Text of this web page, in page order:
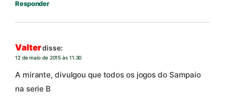
Responder
Valterdisse:
12 de maio de 2015 às 11:30
A mirante, divulgou que todos os jogos do Sampaio
na serie B